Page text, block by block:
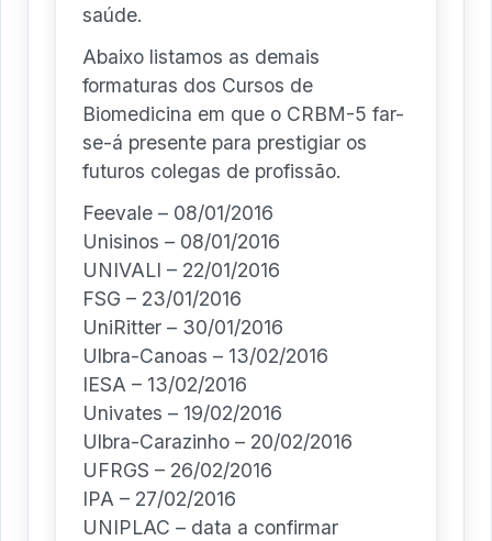
saúde.
Abaixo listamos as demais
formaturas dos Cursos de
Biomedicina em que o CRBM-5 far-
se-á presente para prestigiar os
futuros colegas de profissão.
Feevale – 08/01/2016
Unisinos – 08/01/2016
UNIVALI – 22/01/2016
FSG – 23/01/2016
UniRitter – 30/01/2016
Ulbra-Canoas – 13/02/2016
IESA – 13/02/2016
Univates – 19/02/2016
Ulbra-Carazinho – 20/02/2016
UFRGS – 26/02/2016
IPA – 27/02/2016
UNIPLAC – data a confirmar